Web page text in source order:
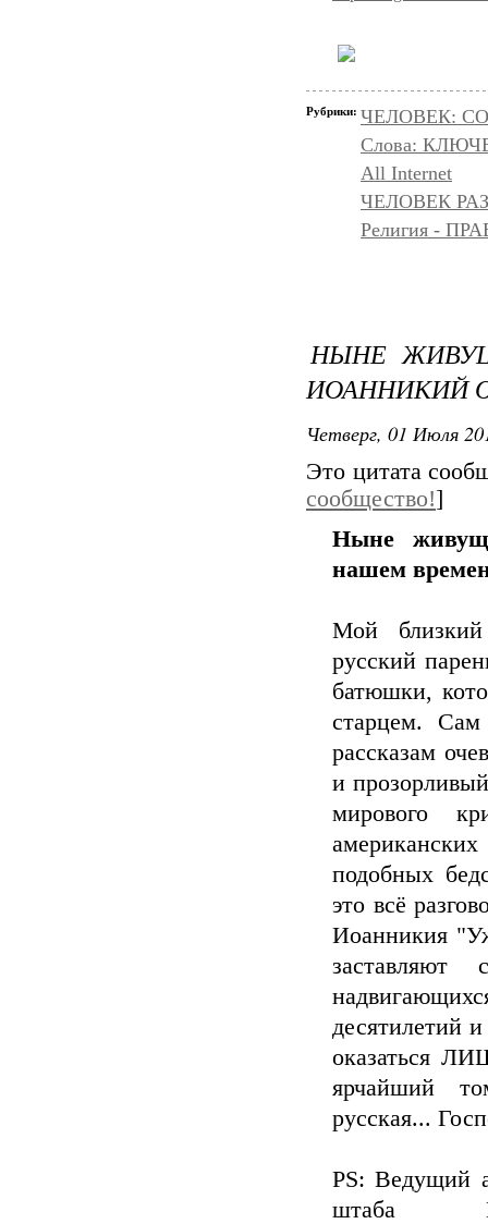
Рубрики: ЧЕЛОВЕК:
Слова:
All Internet
ЧЕЛОВЕК
Религия -
НЫНЕ
ИОАННИКИЙ
Четверг, 01 Июля
Это цитата
сообщество!]
Ныне
нашем
Мой близкий
русский
батюшки,
старцем.
рассказам
и
мирового
подобных
это всё
Иоанникия
десятилетий
оказаться
ярчайший
русская...
PS: Ведущий
штаба